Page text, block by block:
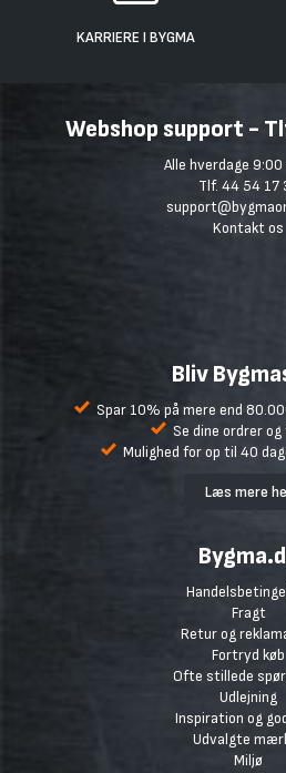
KARRIERE I BYGMA
Webshop support -
Alle hverdage
Tlf. 44 54 17
Kontakt os
Bliv
Spar 10% på mere end
Se dine ordrer
Mulighed for op til 40
Læs mere
Fragt
Retur og
Fortryd køb
Ofte stillede
Udlejning
Inspiration og
Udvalgte
Miljø